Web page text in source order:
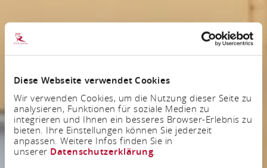
Diese Webseite verwendet Cookies
Wir verwenden Cookies, um die Nutzung dieser Seite zu
analysieren, Funktionen für soziale Medien zu
integrieren und Ihnen ein besseres Browser-Erlebnis zu
bieten. Ihre Einstellungen können Sie jederzeit
anpassen. Weitere Infos finden Sie in
unserer Datenschutzerklärung.